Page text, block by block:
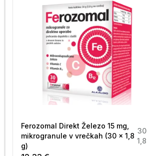
7 mg
1,7 mg
Ferozomal Direkt Železo 15 mg,
mikrogranule v vrečkah (30 x 1,8
g)
30